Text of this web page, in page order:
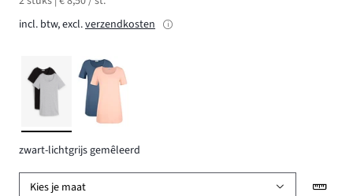
incl. btw, excl.verzendkosten
zwart-lichtgrijs gemêleerd
Kies je maat